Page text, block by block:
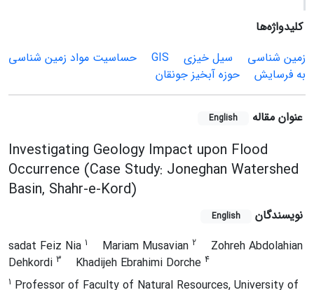
کلیدواژه‌ها
زمین شناسی
سیل خیزی GIS
حساسیت مواد زمین شناسی
به فرسایش
حوزه آبخیز جونقان
عنوان مقاله English
Investigating Geology Impact upon Flood
Occurrence (Case Study: Joneghan Watershed
Basin, Shahr-e-Kord)
نویسندگان English
sadat Feiz Nia 1 Mariam Musavian 2
Zohreh Abdolahian
Dehkordi 3 Khadijeh Ebrahimi Dorche 4
1 Professor of Faculty of Natural Resources, University of